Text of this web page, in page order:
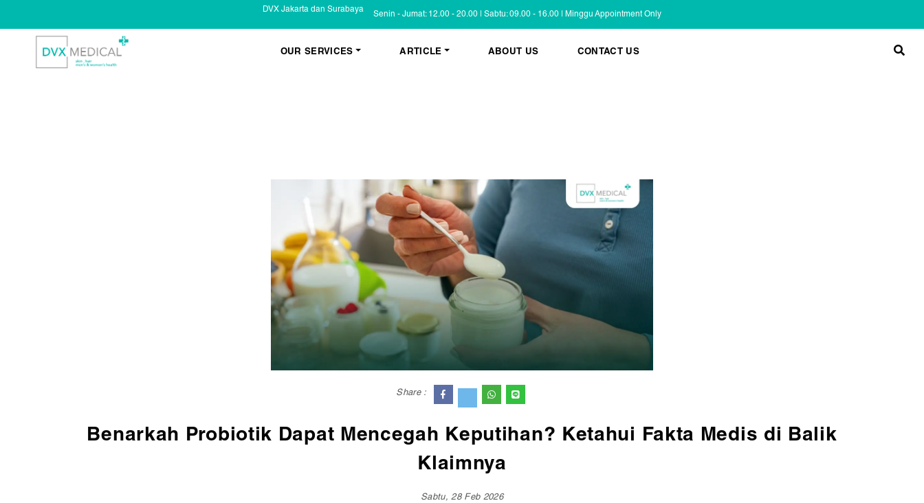
DVX Jakarta dan Surabaya
Senin - Jumat: 12.00 - 20.00 | Sabtu: 09.00 - 16.00 | Minggu Appointment Only
OUR SERVICES
Eczema
Masalah Kulit Lain
Pemeriksaan
PENYAKIT KULIT
Infeksi
Keluhan Kulit
Non Infeksi
ARTICLE
Informasi Umum
Tips dan Trik
Cerita Pasien
ABOUT US CONTACT US
Share :
Benarkah Probiotik Dapat Mencegah Keputihan? Ketahui Fakta Medis di Balik
Klaimnya
Sabtu, 28 Feb 2026